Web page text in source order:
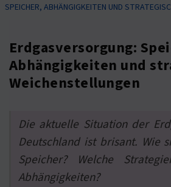
SPEICHER, ABHÄNGIGKEITEN UND
Erdgasversorgung:
Abhängigkeiten und
Weichenstellungen
Die aktuelle Situation der
Deutschland ist brisant. Wie
Speicher? Welche
Abhängigkeiten?